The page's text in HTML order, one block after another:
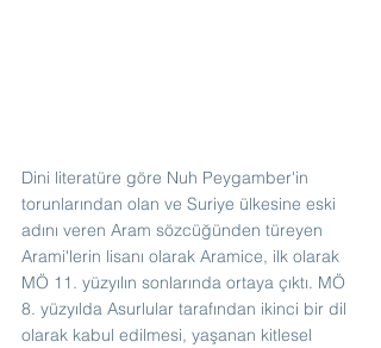
Dini literatüre göre Nuh Peygamber'in
torunlarından olan ve Suriye ülkesine eski
adını veren Aram sözcüğünden türeyen
Arami'lerin lisanı olarak Aramice, ilk olarak
MÖ 11. yüzyılın sonlarında ortaya çıktı. MÖ
8. yüzyılda Asurlular tarafından ikinci bir dil
olarak kabul edilmesi, yaşanan kitlesel